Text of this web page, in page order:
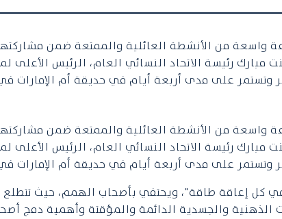
من الأنشطة العائلية والممتعة ضمن
مبارك رئيسة الاتحاد النسائي العام، الرئيس
من الأنشطة العائلية والممتعة ضمن
مبارك رئيسة الاتحاد النسائي العام، الرئيس
كل إعاقة طاقة"، ويحتفي بأصحاب الهمم، حيث
والجسدية الدائمة والمؤقتة وأهمية دمج